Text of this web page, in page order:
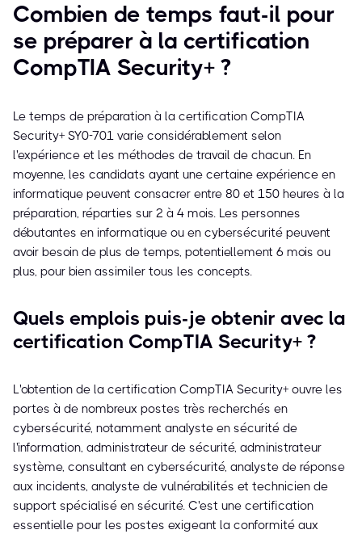
Combien de temps faut-il pour
se préparer à la certification
CompTIA Security+ ?
Le temps de préparation à la certification CompTIA
Security+ SY0-701 varie considérablement selon
l'expérience et les méthodes de travail de chacun. En
moyenne, les candidats ayant une certaine expérience en
informatique peuvent consacrer entre 80 et 150 heures à la
préparation, réparties sur 2 à 4 mois. Les personnes
débutantes en informatique ou en cybersécurité peuvent
avoir besoin de plus de temps, potentiellement 6 mois ou
plus, pour bien assimiler tous les concepts.
Quels emplois puis-je obtenir avec la
certification CompTIA Security+ ?
L'obtention de la certification CompTIA Security+ ouvre les
portes à de nombreux postes très recherchés en
cybersécurité, notamment analyste en sécurité de
l'information, administrateur de sécurité, administrateur
système, consultant en cybersécurité, analyste de réponse
aux incidents, analyste de vulnérabilités et technicien de
support spécialisé en sécurité. C'est une certification
essentielle pour les postes exigeant la conformité aux